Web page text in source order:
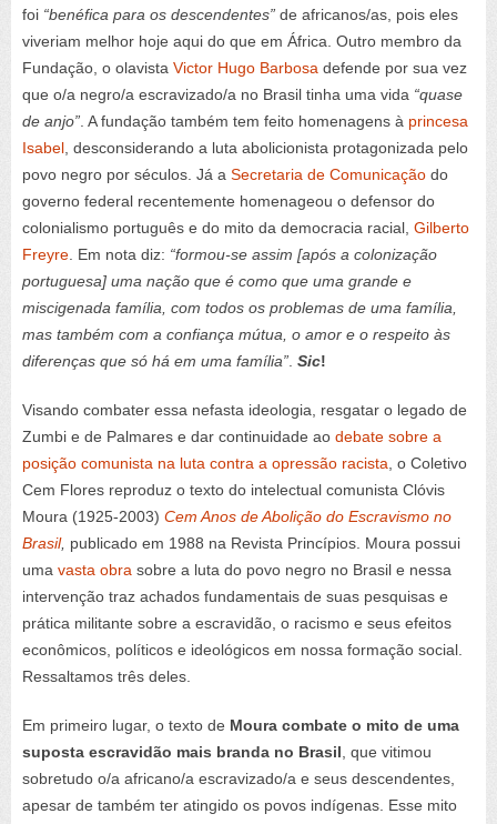
foi “benéfica para os descendentes” de africanos/as, pois eles
viveriam melhor hoje aqui do que em África. Outro membro da
Fundação, o olavista Victor Hugo Barbosa defende por sua vez
que o/a negro/a escravizado/a no Brasil tinha uma vida “quase
de anjo” . A fundação também tem feito homenagens à princesa
Isabel , desconsiderando a luta abolicionista protagonizada pelo
povo negro por séculos. Já a Secretaria de Comunicação do
governo federal recentemente homenageou o defensor do
colonialismo português e do mito da democracia racial, Gilberto
Freyre . Em nota diz: “formou-se assim [após a colonização
portuguesa] uma nação que é como que uma grande e
miscigenada família, com todos os problemas de uma família,
mas também com a confiança mútua, o amor e o respeito às
diferenças que só há em uma família” Sic!
Visando combater essa nefasta ideologia, resgatar o legado de
Zumbi e de Palmares e dar continuidade ao debate sobre a
posição comunista na luta contra a opressão racista , o Coletivo
Cem Flores reproduz o texto do intelectual comunista Clóvis
Moura (1925-2003) Cem Anos de Abolição do Escravismo no
Brasil, publicado em 1988 na Revista Princípios. Moura possui
uma vasta obra sobre a luta do povo negro no Brasil e nessa
intervenção traz achados fundamentais de suas pesquisas e
prática militante sobre a escravidão, o racismo e seus efeitos
econômicos, políticos e ideológicos em nossa formação social.
Ressaltamos três deles.
Em primeiro lugar, o texto de Moura combate o mito de uma
suposta escravidão mais branda no Brasil , que vitimou
sobretudo o/a africano/a escravizado/a e seus descendentes,
apesar de também ter atingido os povos indígenas. Esse mito